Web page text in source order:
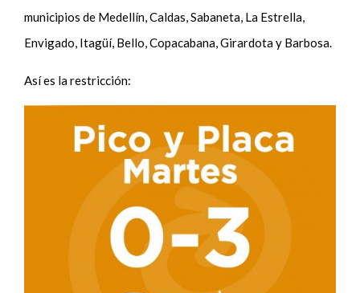
municipios de Medellín, Caldas, Sabaneta, La Estrella,
Envigado, Itagüí, Bello, Copacabana, Girardota y Barbosa.
Así es la restricción: